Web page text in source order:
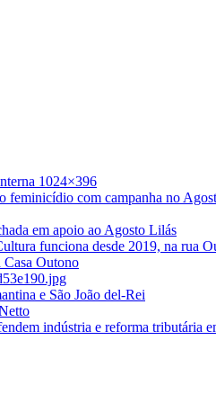
feminicídio com campanha no
em apoio ao Agosto Lilás
Casa Outono
e São João del-Rei
indústria e reforma tributária